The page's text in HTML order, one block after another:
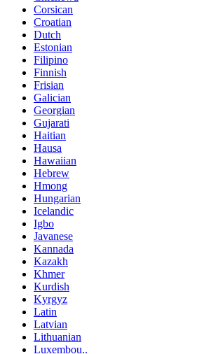
Corsican
Croatian
Dutch
Estonian
Filipino
Finnish
Frisian
Galician
Georgian
Gujarati
Haitian
Hausa
Hawaiian
Hebrew
Hmong
Hungarian
Icelandic
Igbo
Javanese
Kannada
Kazakh
Khmer
Kurdish
Kyrgyz
Latin
Latvian
Lithuanian
Luxembou..